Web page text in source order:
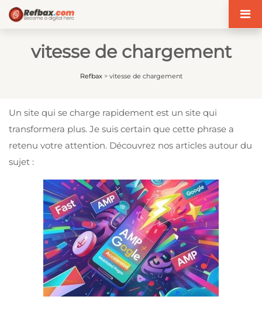
vitesse de chargement
Refbax> vitesse de chargement
Un site qui se charge rapidement est un site qui
transformera plus. Je suis certain que cette phrase a
retenu votre attention. Découvrez nos articles autour du
sujet :
Panneau de gestion des cookies